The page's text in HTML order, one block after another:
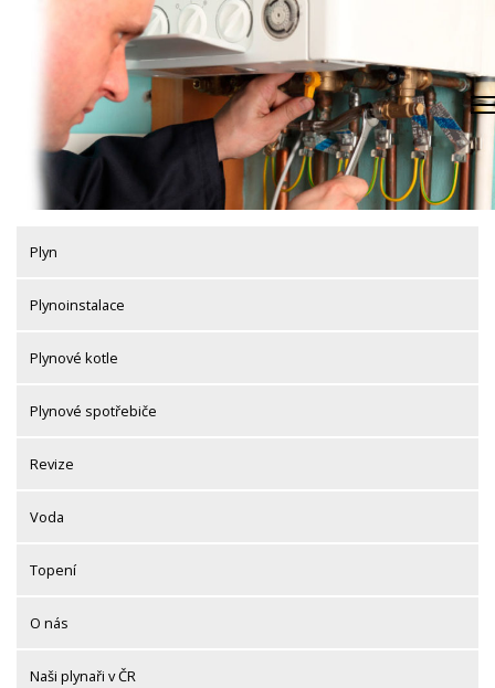
Plyn
Plynoinstalace
Plynové kotle
Plynové spotřebiče
Revize
Voda
Topení
O nás
Naši plynaři v ČR